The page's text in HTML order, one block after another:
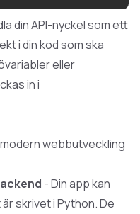
din API-nyckel som ett
i din kod som ska
eller
in i
webbutveckling
- Din app kan
skrivet i Python. De